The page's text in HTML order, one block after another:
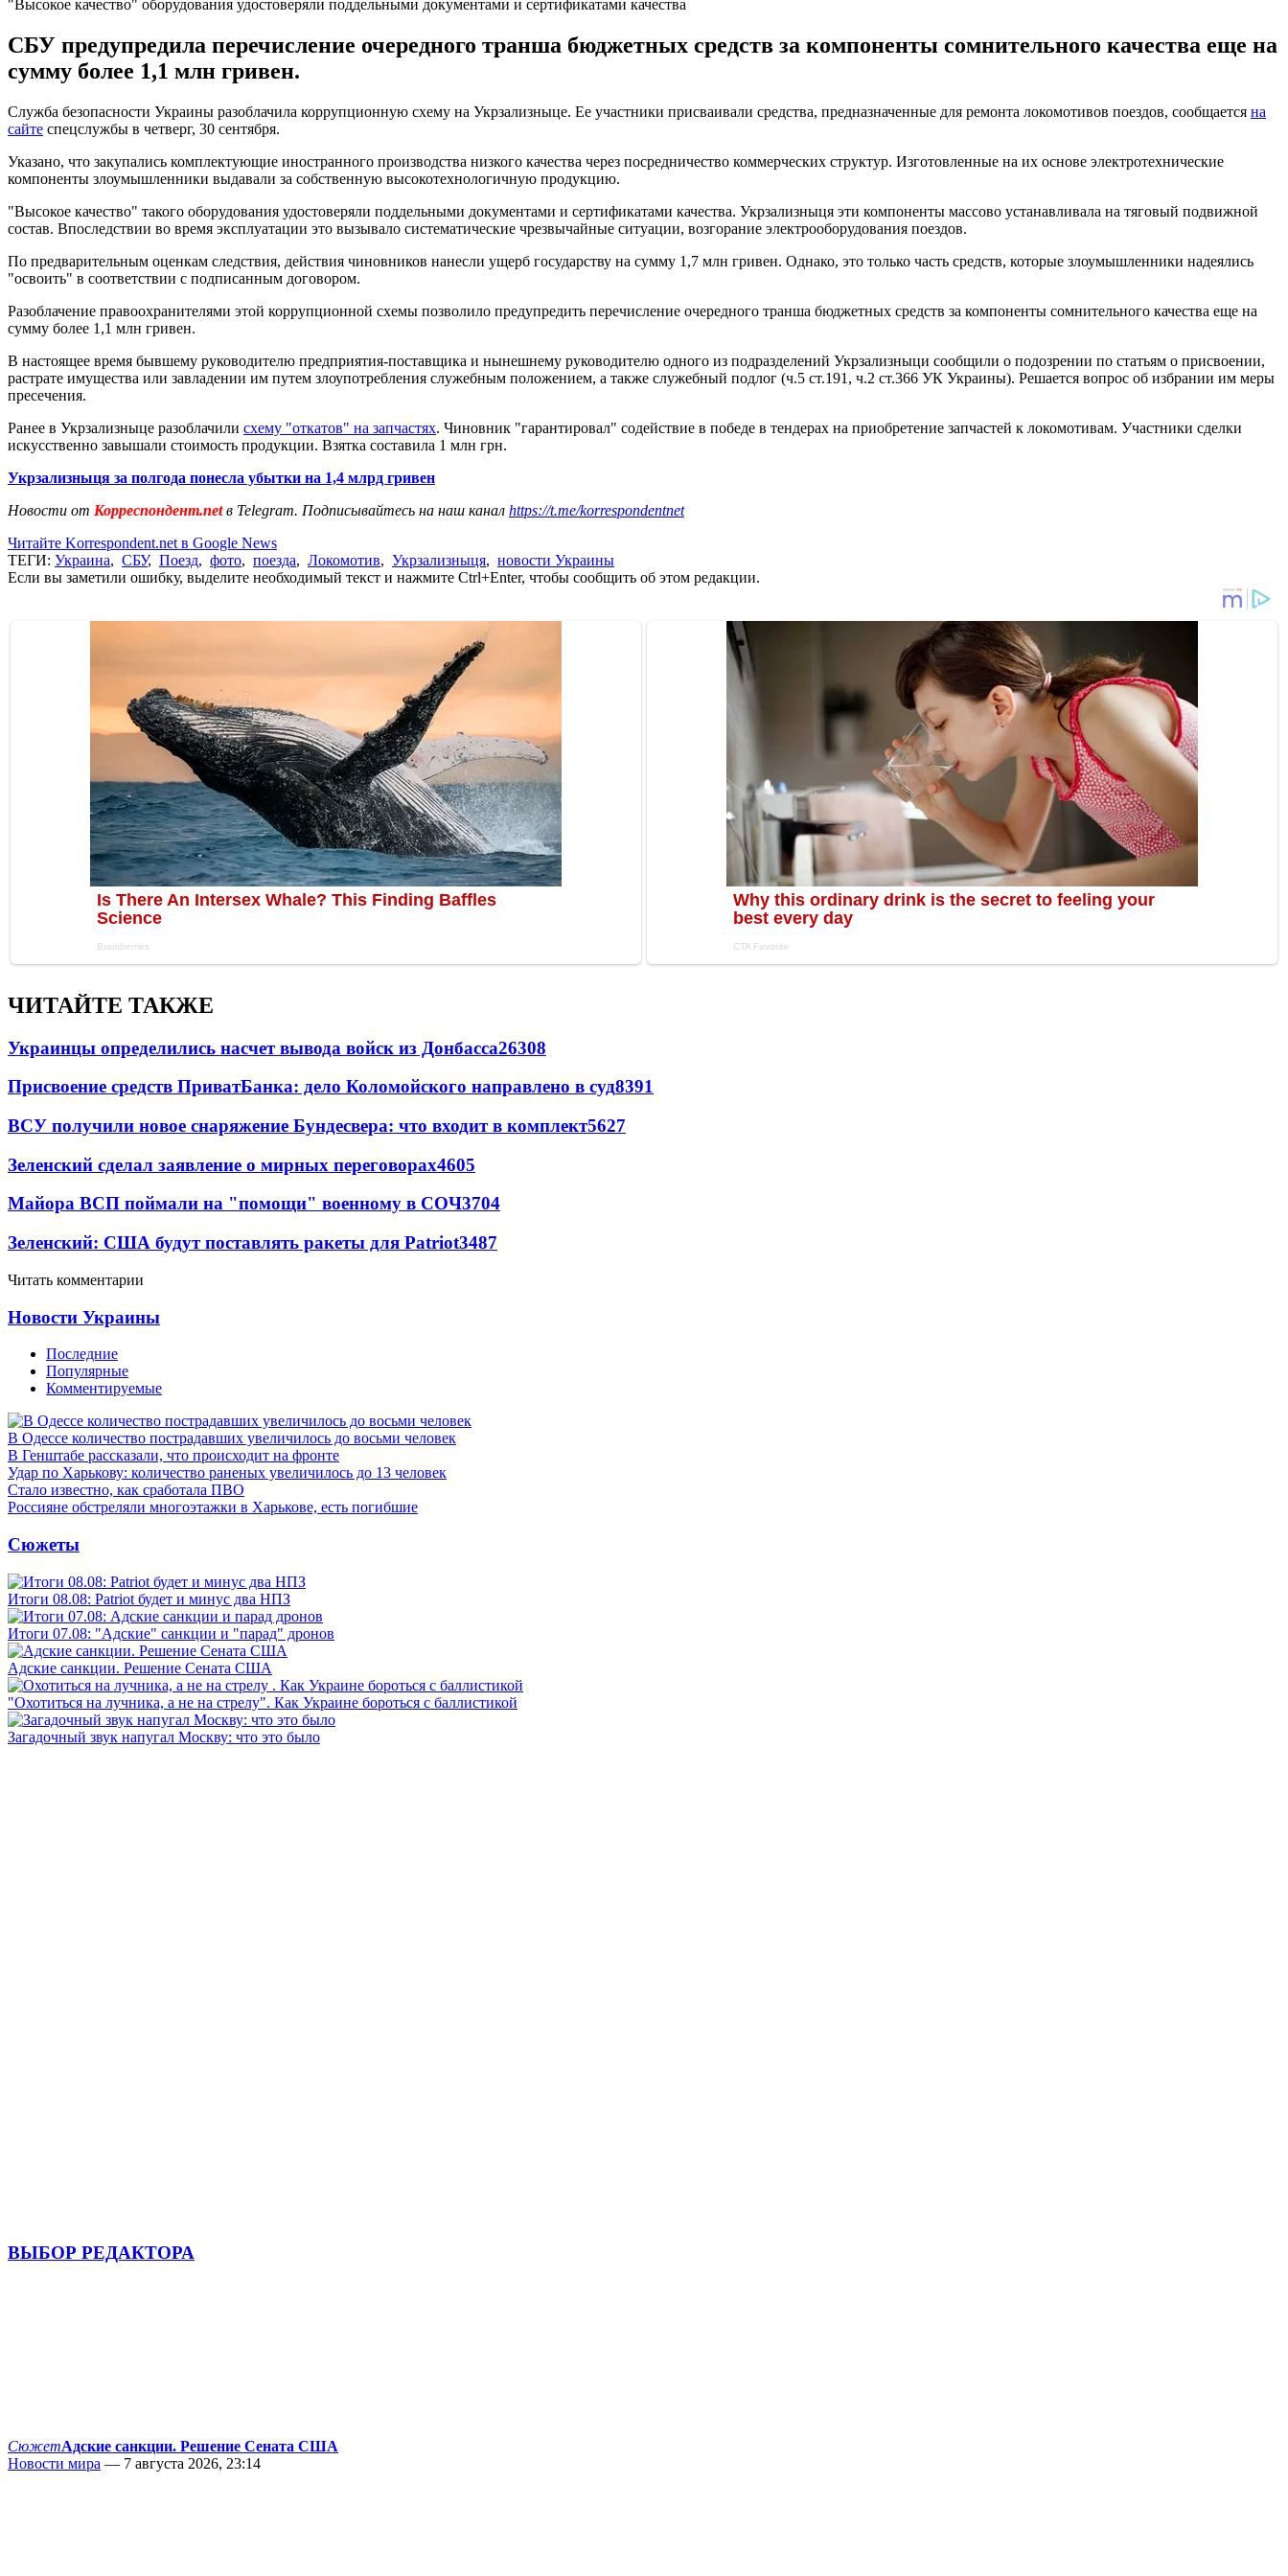
"Высокое качество" оборудования удостоверяли поддельными документами и сертификатами качества
СБУ предупредила перечисление очередного транша бюджетных средств за компоненты сомнительного качества еще на
сумму более 1,1 млн гривен.
Служба безопасности Украины разоблачила коррупционную схему на Укрзализныце. Ее участники присваивали средства, предназначенные для ремонта локомотивов поездов, сообщается на
сайте спецслужбы в четверг, 30 сентября.
Указано, что закупались комплектующие иностранного производства низкого качества через посредничество коммерческих структур. Изготовленные на их основе электротехнические
компоненты злоумышленники выдавали за собственную высокотехнологичную продукцию.
"Высокое качество" такого оборудования удостоверяли поддельными документами и сертификатами качества. Укрзализныця эти компоненты массово устанавливала на тяговый подвижной
состав. Впоследствии во время эксплуатации это вызывало систематические чрезвычайные ситуации, возгорание электрооборудования поездов.
По предварительным оценкам следствия, действия чиновников нанесли ущерб государству на сумму 1,7 млн гривен. Однако, это только часть средств, которые злоумышленники надеялись
"освоить" в соответствии с подписанным договором.
Разоблачение правоохранителями этой коррупционной схемы позволило предупредить перечисление очередного транша бюджетных средств за компоненты сомнительного качества еще на
сумму более 1,1 млн гривен.
В настоящее время бывшему руководителю предприятия-поставщика и нынешнему руководителю одного из подразделений Укрзализныци сообщили о подозрении по статьям о присвоении,
растрате имущества или завладении им путем злоупотребления служебным положением, а также служебный подлог (ч.5 ст.191, ч.2 ст.366 УК Украины). Решается вопрос об избрании им меры
пресечения.
Ранее в Укрзализныце разоблачили схему "откатов" на запчастях. Чиновник "гарантировал" содействие в победе в тендерах на приобретение запчастей к локомотивам. Участники сделки
искусственно завышали стоимость продукции. Взятка составила 1 млн грн.
Укрзализныця за полгода понесла убытки на 1,4 млрд гривен
Новости от Корреспондент.netв Telegram. Подписывайтесь на наш канал https://t.me/korrespondentnet
Читайте Korrespondent.net в Google News
ТЕГИ: Украина, СБУ, Поезд, фото, поезда, Локомотив, Укрзализныця, новости Украины
Если вы заметили ошибку, выделите необходимый текст и нажмите Ctrl+Enter, чтобы сообщить об этом редакции.
ЧИТАЙТЕ ТАКЖЕ
Украинцы определились насчет вывода войск из Донбасса26308
Присвоение средств ПриватБанка: дело Коломойского направлено в суд8391
ВСУ получили новое снаряжение Бундесвера: что входит в комплект5627
Зеленский сделал заявление о мирных переговорах4605
Майора ВСП поймали на "помощи" военному в СОЧ3704
Зеленский: США будут поставлять ракеты для Patriot3487
Читать комментарии
Новости Украины
Последние
Популярные
Комментируемые
В Одессе количество пострадавших увеличилось до восьми человек
В Генштабе рассказали, что происходит на фронте
Удар по Харькову: количество раненых увеличилось до 13 человек
Стало известно, как сработала ПВО
Россияне обстреляли многоэтажки в Харькове, есть погибшие
Сюжеты
Итоги 08.08: Patriot будет и минус два НПЗ
Итоги 07.08: "Адские" санкции и "парад" дронов
Адские санкции. Решение Сената США
"Охотиться на лучника, а не на стрелу". Как Украине бороться с баллистикой
Загадочный звук напугал Москву: что это было
ВЫБОР РЕДАКТОРА
СюжетАдские санкции. Решение Сената США
Новости мира — 7 августа 2026, 23:14